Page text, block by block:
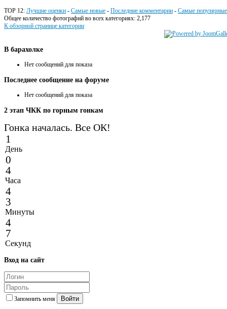
TOP 12: Лучшие оценки - Самые новые - Последние комментарии - Самые популярные
Общее количество фотографий во всех категориях: 2,177
К обзорной странице категории
В барахолке
Нет сообщений для показа
Последнее сообщение на форуме
Нет сообщений для показа
2 этап ЧКК по горным гонкам
Гонка началась. Все ОК!
1
День
0
4
Часа
4
3
Минуты
4
7
Секунд
Вход на сайт
Запомнить меня Войти